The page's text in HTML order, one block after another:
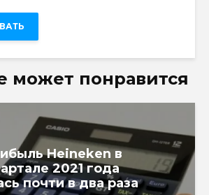
может понравится
Heineken в
2021 года
почти в два раза